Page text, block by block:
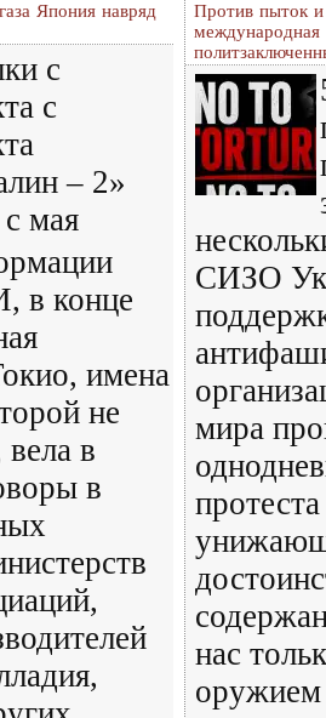
Япония навряд
с
с
– 2»
мая
в конце
имена
не
в
в
Против пыток и
международная
СИЗО
мира
нас
оружием